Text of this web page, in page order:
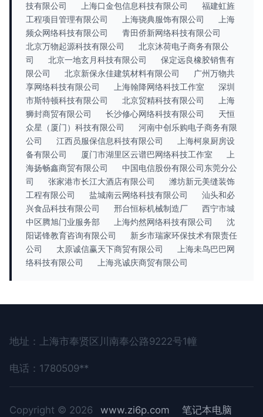
技有限公司
上海口金包信息科技有限公司
福建虹旌
工程项目管理有限公司
上海骁典服饰有限公司
上海
频众网络科技有限公司
青田侨新网络科技有限公司
北京万物起源科技有限公司
北京沐荷电子商务有限公
司
北京一地玄月科技有限公司
保定远良橡胶销售有
限公司
北京新保永佳建筑材料有限公司
广州万物共
享网络科技有限公司
上海翰降网络科技工作室
深圳
市斯特顿科技有限公司
北京贸精科技有限公司
上海
狮封商贸有限公司
长沙修心网络科技有限公司
天恒
众星（厦门）科技有限公司
河南中创乐购电子商务有限
公司
江西员服保信息科技有限公司
上海柯泉厨房设
备有限公司
厦门市湖里区云谱巴网络科技工作室
上
海扬畅鑫商贸有限公司
中国电信股份有限公司东莞分公
司
张家港市长江大酒店有限公司
潍坊新元美缝装饰
工程有限公司
盐城南云网络科技有限公司
汕头和必
兴食品科技有限公司
邢台恒标机械制造厂
西宁市城
中区腾旭门业服务部
上海灼然网络科技有限公司
沈
阳诺锋教育咨询有限公司
新乡市瑞家环保技术有限责任
公司
太原诚信赢天下商贸有限公司
上海未鸟巴巴网
络科技有限公司
上海兆诚庆商贸有限公司
地址：上海市奉贤区川南奉公路9222号1幢
电话：1780509**
Copyright © 2026 www.zi6p.com 笔记本电脑